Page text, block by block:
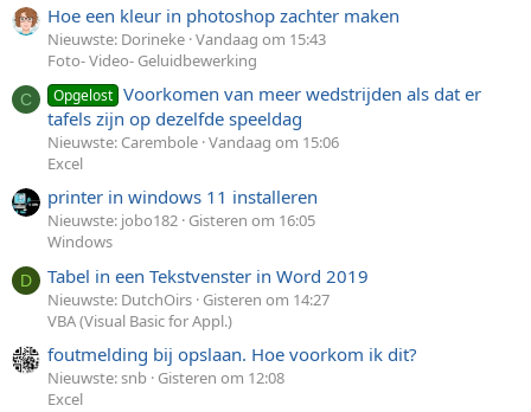
Hoe een kleur in photoshop zachter maken
Nieuwste: Dorineke Vandaag om 15:43
Foto- Video- Geluidbewerking
C Opgelost Voorkomen van meer wedstrijden als dat er
tafels zijn op dezelfde speeldag
Nieuwste: Carembole Vandaag om 15:06
Excel
printer in windows 11 installeren
Nieuwste: jobo182 Gisteren om 16:05
Windows
D Tabel in een Tekstvenster in Word 2019
Nieuwste: DutchOirs Gisteren om 14:27
VBA (Visual Basic for Appl.)
foutmelding bij opslaan. Hoe voorkom ik dit?
Nieuwste: snb Gisteren om 12:08
Excel